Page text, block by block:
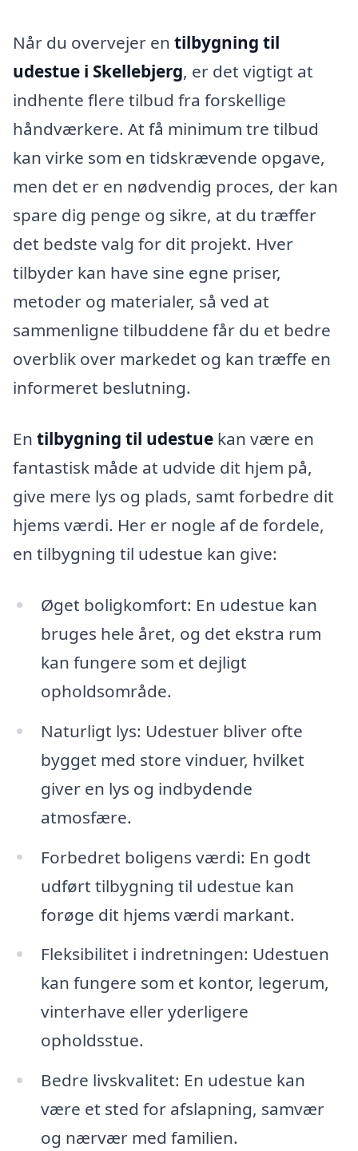
Når du overvejer en tilbygning til
udestue i Skellebjerg, er det vigtigt at
indhente flere tilbud fra forskellige
håndværkere. At få minimum tre tilbud
kan virke som en tidskrævende opgave,
men det er en nødvendig proces, der kan
spare dig penge og sikre, at du træffer
det bedste valg for dit projekt. Hver
tilbyder kan have sine egne priser,
metoder og materialer, så ved at
sammenligne tilbuddene får du et bedre
overblik over markedet og kan træffe en
informeret beslutning.
En tilbygning til udestue kan være en
fantastisk måde at udvide dit hjem på,
give mere lys og plads, samt forbedre dit
hjems værdi. Her er nogle af de fordele,
en tilbygning til udestue kan give:
Øget boligkomfort: En udestue kan
bruges hele året, og det ekstra rum
kan fungere som et dejligt
opholdsområde.
Naturligt lys: Udestuer bliver ofte
bygget med store vinduer, hvilket
giver en lys og indbydende
atmosfære.
Forbedret boligens værdi: En godt
udført tilbygning til udestue kan
forøge dit hjems værdi markant.
Fleksibilitet i indretningen: Udestuen
kan fungere som et kontor, legerum,
vinterhave eller yderligere
opholdsstue.
Bedre livskvalitet: En udestue kan
være et sted for afslapning, samvær
og nærvær med familien.